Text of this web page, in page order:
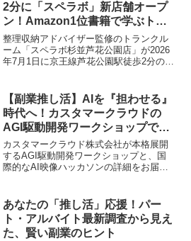
2分に「スペラボ」新店舗オープ
ン！Amazon1位書籍で学ぶトラ
ンクルーム投資の秘訣
整理収納アドバイザー監修のトランクル
ーム「スペラボ杉並芦花公園店」が2026
年7月1日に京王線芦花公園駅徒歩2分の好
れるほか、副業としても注目されるトラ
ンクルーム投資について学べるAmazonラ
ンキング1位獲得書籍の無料プレゼント企
画も実施中です。
【副業推し活】AIを『担わせる』
時代へ！カスタマークラウドの
AGI駆動開発ワークショップで、
あなたのアイデアを爆速実現！
カスタマークラウド株式会社が本格展開
するAGI駆動開発ワークショップと、国
際的なAI映像ハッカソンの詳細をお届
発を加速させる最先端の取り組みで、あ
なたのアイデア実現を強力にサポートし
ます。
あなたの「推し活」応援！パー
ト・アルバイト最新調査から見え
た、賢い副業のヒント